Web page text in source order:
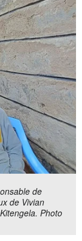
de
de Vivian
Photo